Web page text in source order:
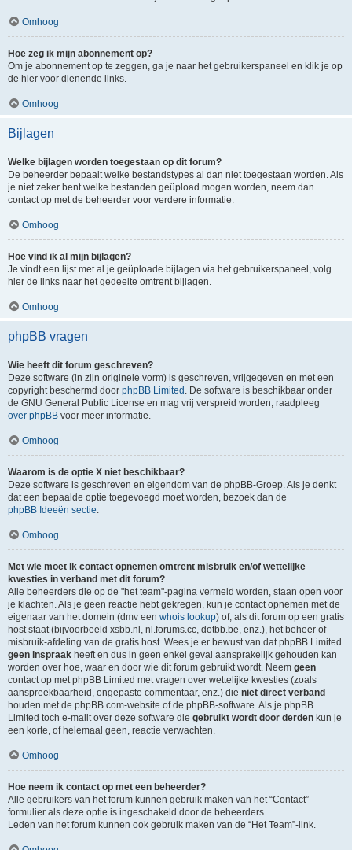
Omhoog
Hoe zeg ik mijn abonnement op?
Om je abonnement op te zeggen, ga je naar het gebruikerspaneel en klik je op
de hier voor dienende links.
Omhoog
Bijlagen
Welke bijlagen worden toegestaan op dit forum?
De beheerder bepaalt welke bestandstypes al dan niet toegestaan worden. Als
je niet zeker bent welke bestanden geüpload mogen worden, neem dan
contact op met de beheerder voor verdere informatie.
Omhoog
Hoe vind ik al mijn bijlagen?
Je vindt een lijst met al je geüploade bijlagen via het gebruikerspaneel, volg
hier de links naar het gedeelte omtrent bijlagen.
Omhoog
phpBB vragen
Wie heeft dit forum geschreven?
Deze software (in zijn originele vorm) is geschreven, vrijgegeven en met een
copyright beschermd door phpBB Limited . De software is beschikbaar onder
de GNU General Public License en mag vrij verspreid worden, raadpleeg
over phpBB voor meer informatie.
Omhoog
Waarom is de optie X niet beschikbaar?
Deze software is geschreven en eigendom van de phpBB-Groep. Als je denkt
dat een bepaalde optie toegevoegd moet worden, bezoek dan de
phpBB Ideeën sectie.
Omhoog
Met wie moet ik contact opnemen omtrent misbruik en/of wettelijke
kwesties in verband met dit forum?
Alle beheerders die op de "het team"-pagina vermeld worden, staan open voor
je klachten. Als je geen reactie hebt gekregen, kun je contact opnemen met de
eigenaar van het domein (dmv een whois lookup) of, als dit forum op een gratis
host staat (bijvoorbeeld xsbb.nl, nl.forums.cc, dotbb.be, enz.), het beheer of
misbruik-afdeling van de gratis host. Wees je er bewust van dat phpBB Limited
geen inspraak heeft en dus in geen enkel geval aansprakelijk gehouden kan
worden over hoe, waar en door wie dit forum gebruikt wordt. Neem geen
contact op met phpBB Limited met vragen over wettelijke kwesties (zoals
aanspreekbaarheid, ongepaste commentaar, enz.) die niet direct verband
houden met de phpBB.com-website of de phpBB-software. Als je phpBB
Limited toch e-mailt over deze software die gebruikt wordt door derden kun je
een korte, of helemaal geen, reactie verwachten.
Omhoog
Hoe neem ik contact op met een beheerder?
Alle gebruikers van het forum kunnen gebruik maken van het “Contact”-
formulier als deze optie is ingeschakeld door de beheerders.
Leden van het forum kunnen ook gebruik maken van de “Het Team”-link.